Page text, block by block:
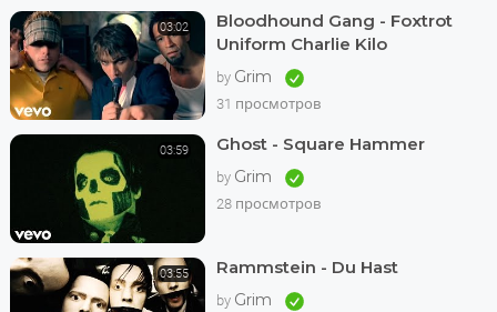
03:02
Bloodhound Gang - Foxtrot
Uniform Charlie Kilo
by Grim
31 просмотров
03:59 Ghost - Square Hammer
by Grim
28 просмотров
03:55 Rammstein - Du Hast
by Grim